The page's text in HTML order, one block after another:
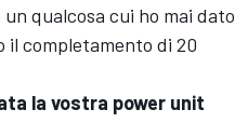
qualcosa cui ho mai dato
il completamento di 20
la vostra power unit